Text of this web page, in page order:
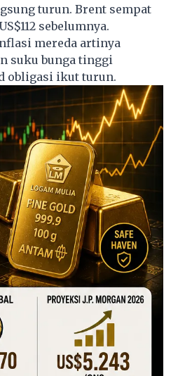
turun. Brent sempat
sebelumnya.
mereda artinya
suku bunga tinggi
obligasi ikut turun.